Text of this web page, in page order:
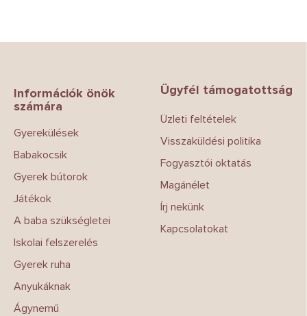
Információk önök
számára
Gyerekülések
Babakocsik
Gyerek bútorok
Játékok
A baba szükségletei
Iskolai felszerelés
Gyerek ruha
Anyukáknak
Ágynemű
Ügyfél támogatottság
Üzleti feltételek
Visszaküldési politika
Fogyasztói oktatás
Magánélet
Írj nekünk
Kapcsolatokat